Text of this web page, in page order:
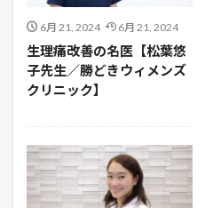
6月 21, 2024 6月 21, 2024
生理痛改善の名医【松葉悠
子先生／勝どきウィメンズ
クリニック】